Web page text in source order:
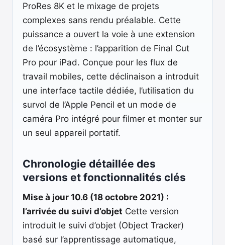
ProRes 8K et le mixage de projets
complexes sans rendu préalable. Cette
puissance a ouvert la voie à une extension
de l’écosystème : l’apparition de Final Cut
Pro pour iPad. Conçue pour les flux de
travail mobiles, cette déclinaison a introduit
une interface tactile dédiée, l’utilisation du
survol de l’Apple Pencil et un mode de
caméra Pro intégré pour filmer et monter sur
un seul appareil portatif.
Chronologie détaillée des
versions et fonctionnalités clés
Mise à jour 10.6 (18 octobre 2021) :
l’arrivée du suivi d’objet Cette version
introduit le suivi d’objet (Object Tracker)
basé sur l’apprentissage automatique,